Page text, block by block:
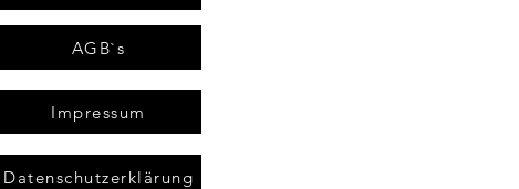
AGB`s
Impressum
Datenschutzerklärung